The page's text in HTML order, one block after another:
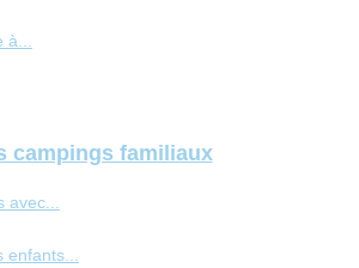
campings familiaux